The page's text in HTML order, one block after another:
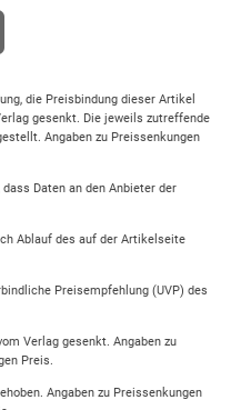
die Preisbindung dieser Artikel
gesenkt. Die jeweils zutreffende
Angaben zu Preissenkungen
Daten an den Anbieter der
Ablauf des auf der Artikelseite
Preisempfehlung (UVP) des
Verlag gesenkt. Angaben zu
Preis.
Angaben zu Preissenkungen